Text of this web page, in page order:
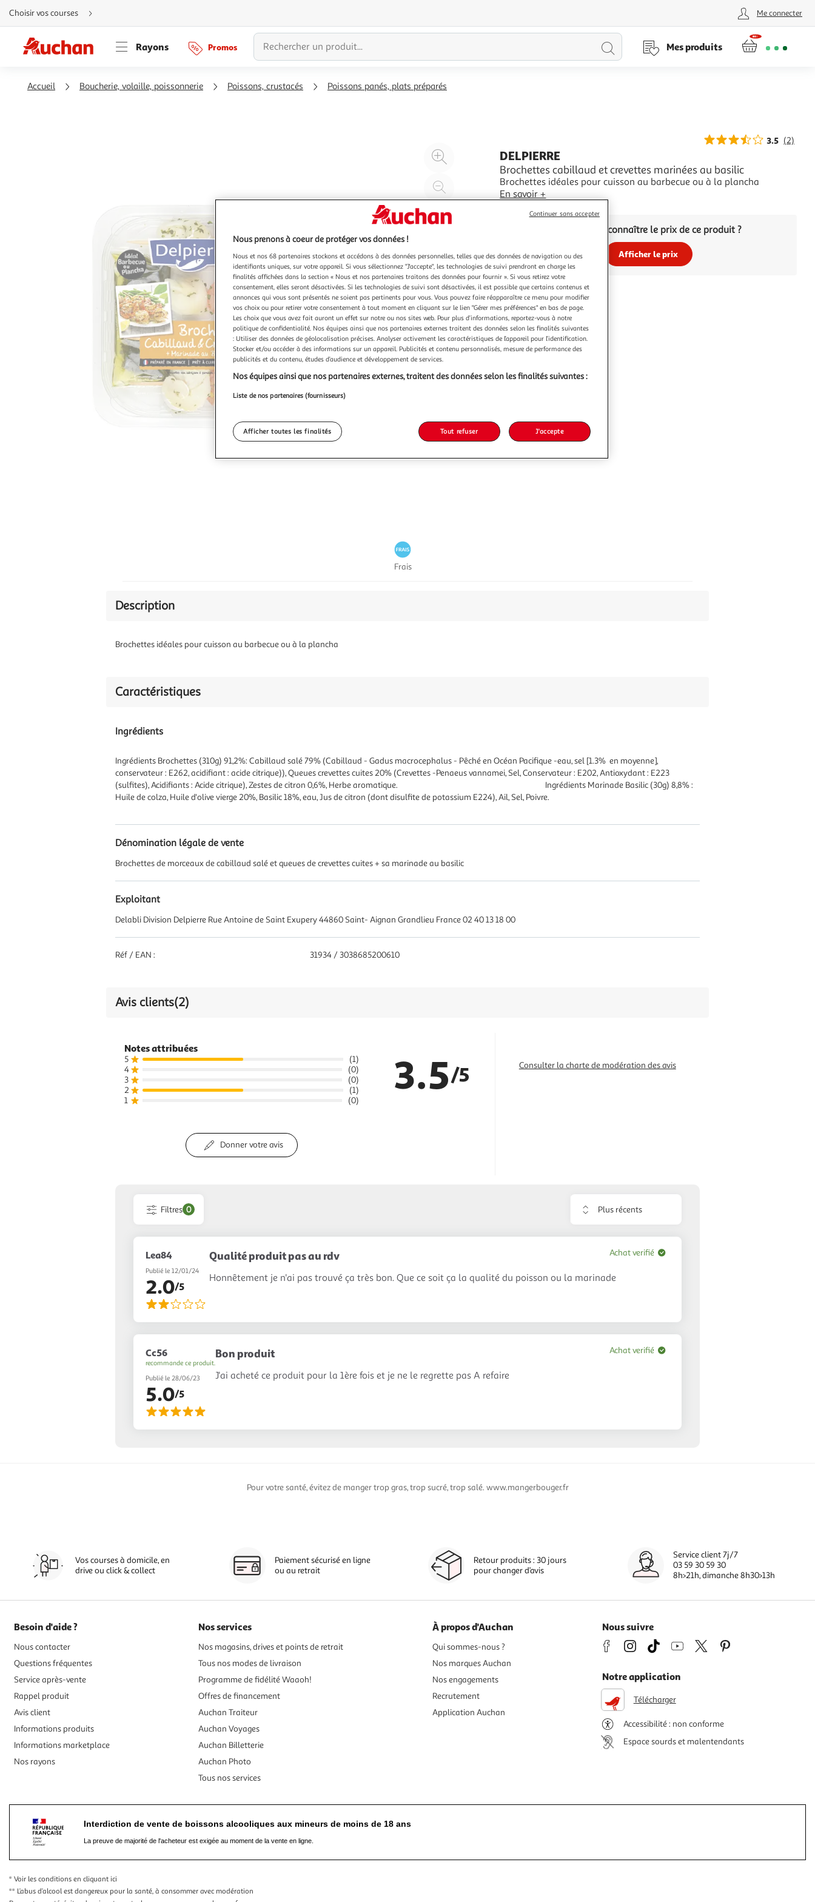
Aller
directement
au
Aller
directement
à
Aller
directement
Choisir vos courses Me connecter
Rayons Promos
Lancer
Mes produits
Accueil Boucherie, volaille, poissonnerie Poissons, crustacés Poissons panés, plats préparés
Agrandir
l'illustration
200%
l'illustration
à
Partager
3.5 (2)
DELPIERRE
Brochettes cabillaud et crevettes marinées au basilic
Brochettes idéales pour cuisson au barbecue ou à la plancha
En savoir +
4 pièces
Vous voulez connaître le prix de ce produit ?
Afficher le prix
Frais
Description
Brochettes idéales pour cuisson au barbecue ou à la plancha
Caractéristiques
Ingrédients
Ingrédients Brochettes (310g) 91,2%: Cabillaud salé 79% (Cabillaud - Gadus macrocephalus - Pêché en Océan Pacifique -eau, sel [1.3% en moyenne],
conservateur : E262, acidifiant : acide citrique)), Queues crevettes cuites 20% (Crevettes -Penaeus vannamei, Sel, Conservateur : E202, Antioxydant : E223
(sulfites), Acidifiants : Acide citrique), Zestes de citron 0,6%, Herbe aromatique. Ingrédients Marinade Basilic (30g) 8,8% :
Huile de colza, Huile d'olive vierge 20%, Basilic 18%, eau, Jus de citron (dont disulfite de potassium E224), Ail, Sel, Poivre.
Dénomination légale de vente
Brochettes de morceaux de cabillaud salé et queues de crevettes cuites + sa marinade au basilic
Exploitant
Delabli Division Delpierre Rue Antoine de Saint Exupery 44860 Saint- Aignan Grandlieu France 02 40 13 18 00
Réf / EAN : 31934 / 3038685200610
Avis clients(2)
Notes attribuées
5
(1)
4
(0)
3
(0)
2
(1)
1
(0)
3.5/5
Donner votre avis
Consulter la charte de modération des avis
Filtres 0
Trier
avis
Lea84
Publié le 12/01/24
2.0/5
Qualité produit pas au rdv
Honnêtement je n'ai pas trouvé ça très bon. Que ce soit ça la qualité du poisson ou la marinade
Achat verifié
Cc56
recommande ce produit.
Publié le 28/06/23
5.0/5
Bon produit
J'ai acheté ce produit pour la 1ère fois et je ne le regrette pas A refaire
Achat verifié
Pour votre santé, évitez de manger trop gras, trop sucré, trop salé. www.mangerbouger.fr
Vos courses à domicile, en
drive ou click & collect
Paiement sécurisé en ligne
ou au retrait
Retour produits : 30 jours
pour changer d’avis
Service client 7j/7
03 59 30 59 30
8h>21h, dimanche 8h30>13h
Besoin d'aide ?
Nous contacter
Questions fréquentes
Service après-vente
Rappel produit
Avis client
Informations produits
Informations marketplace
Nos rayons
Nos services
Nos magasins, drives et points de retrait
Tous nos modes de livraison
Programme de fidélité Waaoh!
Offres de financement
Auchan Traiteur
Auchan Voyages
Auchan Billetterie
Auchan Photo
Tous nos services
À propos d'Auchan
Qui sommes-nous ?
Nos marques Auchan
Nos engagements
Recrutement
Application Auchan
Nous suivre
Notre application
Télécharger
Accessibilité : non conforme
Espace sourds et malentendants
Interdiction de vente de boissons alcooliques aux mineurs de moins de 18 ans
La preuve de majorité de l'acheteur est exigée au moment de la vente en ligne.
* Voir les conditions en cliquant ici
** L’abus d’alcool est dangereux pour la santé, à consommer avec modération
Nous prenons à coeur de protéger vos données !
Nous et nos 68 partenaires stockons et accédons à des données personnelles, telles que des données de navigation ou des
identifiants uniques, sur votre appareil. Si vous sélectionnez "J'accepte", les technologies de suivi prendront en charge les
finalités affichées dans la section « Nous et nos partenaires traitons des données pour fournir ». Si vous retirez votre
consentement, elles seront désactivées. Si les technologies de suivi sont désactivées, il est possible que certains contenus et
annonces qui vous sont présentés ne soient pas pertinents pour vous. Vous pouvez faire réapparaître ce menu pour modifier
vos choix ou pour retirer votre consentement à tout moment en cliquant sur le lien "Gérer mes préférences" en bas de page.
Les choix que vous avez fait auront un effet sur notre ou nos sites web. Pour plus d’informations, reportez-vous à notre
politique de confidentialité. Nos équipes ainsi que nos partenaires externes traitent des données selon les finalités suivantes
: Utiliser des données de géolocalisation précises. Analyser activement les caractéristiques de l’appareil pour l’identification.
Stocker et/ou accéder à des informations sur un appareil. Publicités et contenu personnalisés, mesure de performance des
publicités et du contenu, études d’audience et développement de services.
Nos équipes ainsi que nos partenaires externes, traitent des données selon les finalités suivantes :
Liste de nos partenaires (fournisseurs)
Afficher toutes les finalités Tout refuser J'accepte
Continuer sans accepter